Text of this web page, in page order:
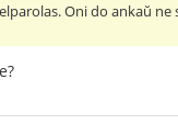
Oni do ankaŭ ne